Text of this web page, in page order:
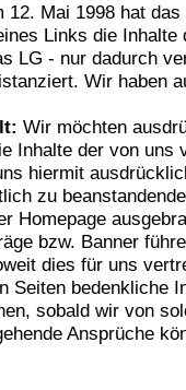
12. Mai 1998 hat
Links die
LG - nur dadurch
Wir haben
Wir möchten
Inhalte der von uns
hiermit
zu
Homepage
bzw. Banner
dies für uns
Seiten bedenkliche
sobald wir von
Ansprüche